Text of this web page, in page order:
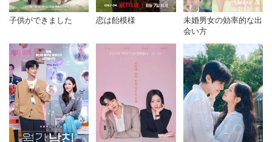
子供ができました 恋は飴模様
未婚男女の効率的な出
会い方